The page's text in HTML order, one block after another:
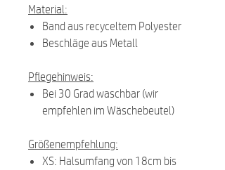
Material:
Band aus recyceltem Polyester
Beschläge aus Metall
Pflegehinweis:
Bei 30 Grad waschbar (wir
empfehlen im Wäschebeutel)
Größenempfehlung:
XS: Halsumfang von 18cm bis